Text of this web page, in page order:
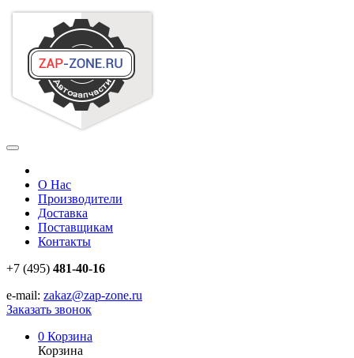
О Нас
Производители
Доставка
Поставщикам
Контакты
+7 (495) 481-40-16
e-mail: zakaz@zap-zone.ru
Заказать звонок
0 Корзина
Корзина